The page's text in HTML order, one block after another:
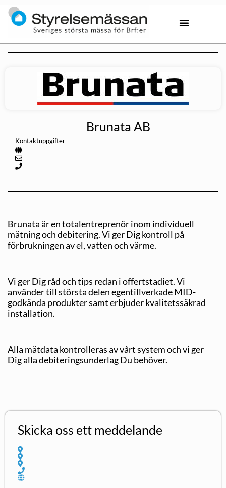
Brunata AB
Kontaktuppgifter
Brunata är en totalentreprenör inom individuell
mätning och debitering. Vi ger Dig kontroll på
förbrukningen av el, vatten och värme.
Vi ger Dig råd och tips redan i offertstadiet. Vi
använder till största delen egentillverkade MID-
godkända produkter samt erbjuder kvalitetssäkrad
installation.
Alla mätdata kontrolleras av vårt system och vi ger
Dig alla debiteringsunderlag Du behöver.
Skicka oss ett meddelande